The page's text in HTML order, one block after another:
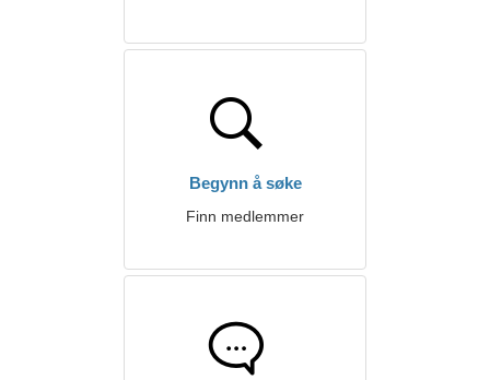
Begynn å søke
Finn medlemmer